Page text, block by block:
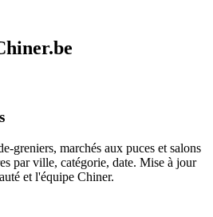
greniers, marchés aux puces et salons
par ville, catégorie, date. Mise à jour
et l'équipe Chiner.